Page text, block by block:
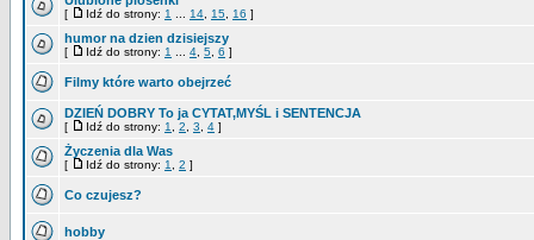
[ Idź do strony: 1 14 15 16 ]
humor na dzien dzisiejszy
[ Idź do strony: 1 4 5 6 ]
Filmy które warto obejrzeć
DZIEŃ DOBRY To ja CYTAT,MYŚL i SENTENCJA
[ Idź do strony: 1 2 3 4 ]
Życzenia dla Was
[ Idź do strony: 1 2 ]
Co czujesz?
hobby